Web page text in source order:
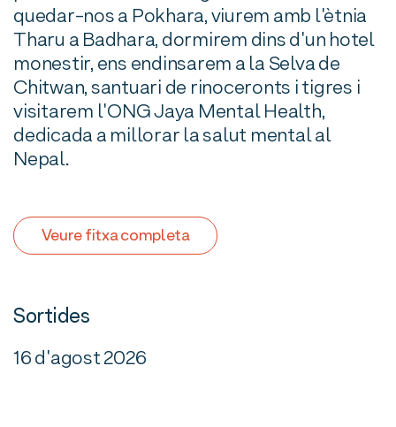
quedar-nos a Pokhara, viurem amb l'ètnia
Tharu a Badhara, dormirem dins d'un hotel
monestir, ens endinsarem a la Selva de
Chitwan, santuari de rinoceronts i tigres i
visitarem l'ONG Jaya Mental Health,
dedicada a millorar la salut mental al
Nepal.
Veure fitxa completa
Sortides
16 d'agost 2026